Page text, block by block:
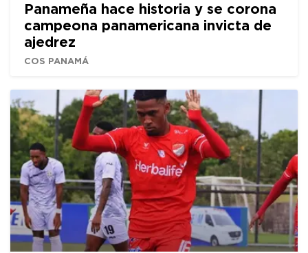
Panameña hace historia y se corona
campeona panamericana invicta de
ajedrez
COS PANAMÁ